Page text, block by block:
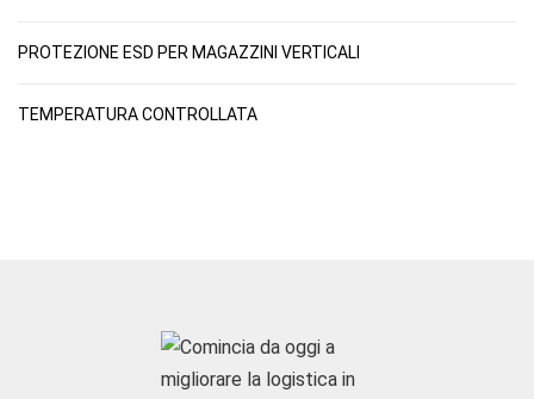
PROTEZIONE ESD PER MAGAZZINI VERTICALI
TEMPERATURA CONTROLLATA